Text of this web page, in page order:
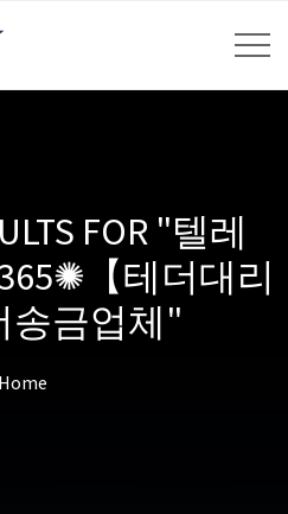
FOR "텔레
【테더대리
송금업체"
Home